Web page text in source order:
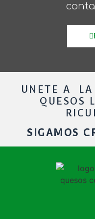
UNETE A LA
QUESOS
SIGAMOS